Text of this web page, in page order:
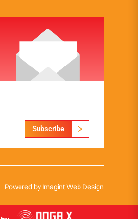
Subscribe
Powered by Imagint Web Design